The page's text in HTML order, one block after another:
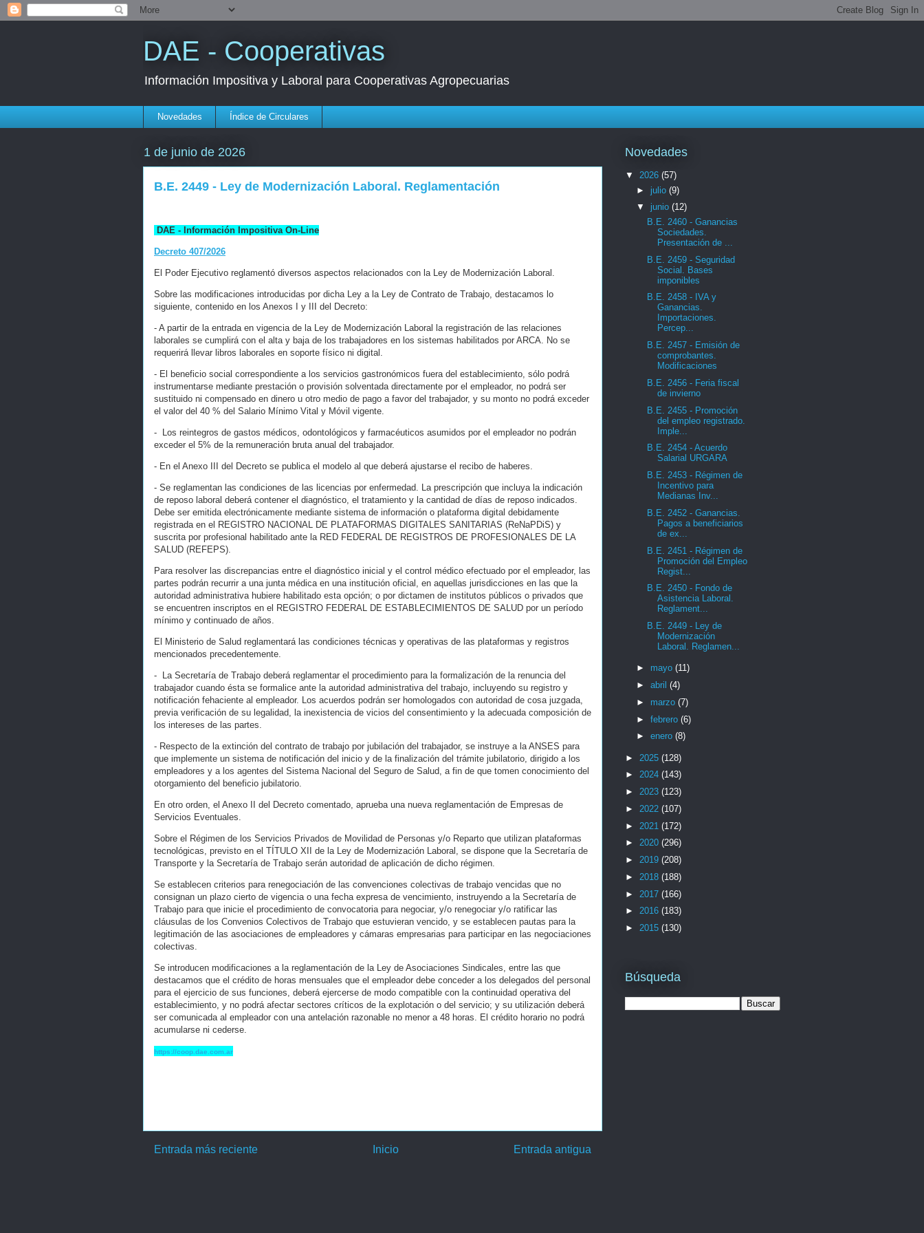
DAE - Cooperativas
Información Impositiva y Laboral para Cooperativas Agropecuarias
Novedades Índice de Circulares
1 de junio de 2026
B.E. 2449 - Ley de Modernización Laboral. Reglamentación
DAE - Información Impositiva On-Line
Decreto 407/2026
El Poder Ejecutivo reglamentó diversos aspectos relacionados con la Ley de Modernización Laboral.
Sobre las modificaciones introducidas por dicha Ley a la Ley de Contrato de Trabajo, destacamos lo
siguiente, contenido en los Anexos I y III del Decreto:
- A partir de la entrada en vigencia de la Ley de Modernización Laboral la registración de las relaciones
laborales se cumplirá con el alta y baja de los trabajadores en los sistemas habilitados por ARCA. No se
requerirá llevar libros laborales en soporte físico ni digital.
- El beneficio social correspondiente a los servicios gastronómicos fuera del establecimiento, sólo podrá
instrumentarse mediante prestación o provisión solventada directamente por el empleador, no podrá ser
sustituido ni compensado en dinero u otro medio de pago a favor del trabajador, y su monto no podrá exceder
el valor del 40 % del Salario Mínimo Vital y Móvil vigente.
- Los reintegros de gastos médicos, odontológicos y farmacéuticos asumidos por el empleador no podrán
exceder el 5% de la remuneración bruta anual del trabajador.
- En el Anexo III del Decreto se publica el modelo al que deberá ajustarse el recibo de haberes.
- Se reglamentan las condiciones de las licencias por enfermedad. La prescripción que incluya la indicación
de reposo laboral deberá contener el diagnóstico, el tratamiento y la cantidad de días de reposo indicados.
Debe ser emitida electrónicamente mediante sistema de información o plataforma digital debidamente
registrada en el REGISTRO NACIONAL DE PLATAFORMAS DIGITALES SANITARIAS (ReNaPDiS) y
suscrita por profesional habilitado ante la RED FEDERAL DE REGISTROS DE PROFESIONALES DE LA
SALUD (REFEPS).
Para resolver las discrepancias entre el diagnóstico inicial y el control médico efectuado por el empleador, las
partes podrán recurrir a una junta médica en una institución oficial, en aquellas jurisdicciones en las que la
autoridad administrativa hubiere habilitado esta opción; o por dictamen de institutos públicos o privados que
se encuentren inscriptos en el REGISTRO FEDERAL DE ESTABLECIMIENTOS DE SALUD por un período
mínimo y continuado de años.
El Ministerio de Salud reglamentará las condiciones técnicas y operativas de las plataformas y registros
mencionados precedentemente.
- La Secretaría de Trabajo deberá reglamentar el procedimiento para la formalización de la renuncia del
trabajador cuando ésta se formalice ante la autoridad administrativa del trabajo, incluyendo su registro y
notificación fehaciente al empleador. Los acuerdos podrán ser homologados con autoridad de cosa juzgada,
previa verificación de su legalidad, la inexistencia de vicios del consentimiento y la adecuada composición de
los intereses de las partes.
- Respecto de la extinción del contrato de trabajo por jubilación del trabajador, se instruye a la ANSES para
que implemente un sistema de notificación del inicio y de la finalización del trámite jubilatorio, dirigido a los
empleadores y a los agentes del Sistema Nacional del Seguro de Salud, a fin de que tomen conocimiento del
otorgamiento del beneficio jubilatorio.
En otro orden, el Anexo II del Decreto comentado, aprueba una nueva reglamentación de Empresas de
Servicios Eventuales.
Sobre el Régimen de los Servicios Privados de Movilidad de Personas y/o Reparto que utilizan plataformas
tecnológicas, previsto en el TÍTULO XII de la Ley de Modernización Laboral, se dispone que la Secretaría de
Transporte y la Secretaría de Trabajo serán autoridad de aplicación de dicho régimen.
Se establecen criterios para renegociación de las convenciones colectivas de trabajo vencidas que no
consignan un plazo cierto de vigencia o una fecha expresa de vencimiento, instruyendo a la Secretaría de
Trabajo para que inicie el procedimiento de convocatoria para negociar, y/o renegociar y/o ratificar las
cláusulas de los Convenios Colectivos de Trabajo que estuvieran vencido, y se establecen pautas para la
legitimación de las asociaciones de empleadores y cámaras empresarias para participar en las negociaciones
colectivas.
Se introducen modificaciones a la reglamentación de la Ley de Asociaciones Sindicales, entre las que
destacamos que el crédito de horas mensuales que el empleador debe conceder a los delegados del personal
para el ejercicio de sus funciones, deberá ejercerse de modo compatible con la continuidad operativa del
establecimiento, y no podrá afectar sectores críticos de la explotación o del servicio; y su utilización deberá
ser comunicada al empleador con una antelación razonable no menor a 48 horas. El crédito horario no podrá
acumularse ni cederse.
https://coop.dae.com.ar
Entrada más reciente Entrada antigua
Inicio
Novedades
▼ 2026 (57)
► julio (9)
▼ junio (12)
B.E. 2460 - Ganancias
Sociedades.
Presentación de ...
B.E. 2459 - Seguridad
Social. Bases
imponibles
B.E. 2458 - IVA y
Ganancias.
Importaciones.
Percep...
B.E. 2457 - Emisión de
comprobantes.
Modificaciones
B.E. 2456 - Feria fiscal
de invierno
B.E. 2455 - Promoción
del empleo registrado.
Imple...
B.E. 2454 - Acuerdo
Salarial URGARA
B.E. 2453 - Régimen de
Incentivo para
Medianas Inv...
B.E. 2452 - Ganancias.
Pagos a beneficiarios
de ex...
B.E. 2451 - Régimen de
Promoción del Empleo
Regist...
B.E. 2450 - Fondo de
Asistencia Laboral.
Reglament...
B.E. 2449 - Ley de
Modernización
Laboral. Reglamen...
► mayo (11)
► abril (4)
► marzo (7)
► febrero (6)
► enero (8)
► 2025 (128)
► 2024 (143)
► 2023 (123)
► 2022 (107)
► 2021 (172)
► 2020 (296)
► 2019 (208)
► 2018 (188)
► 2017 (166)
► 2016 (183)
► 2015 (130)
Búsqueda